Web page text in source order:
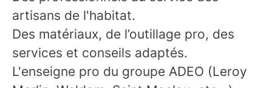
artisans de l'habitat.
Des matériaux, de l’outillage pro, des
services et conseils adaptés.
L'enseigne pro du groupe ADEO (Leroy